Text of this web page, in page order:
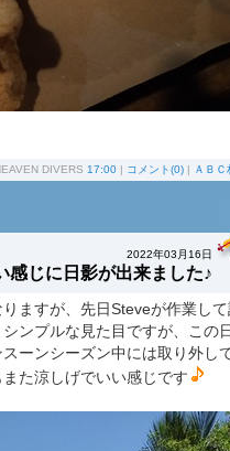
DIVERS 17:00 | コメント(0) | ＡＢＣ
2022年03月16日
感じに日影が出来ました♪
ますが、先日Steveが作業して
ンプルな見た目ですが、この
ーンシーズン中には取り外し
た涼しげでいい感じです